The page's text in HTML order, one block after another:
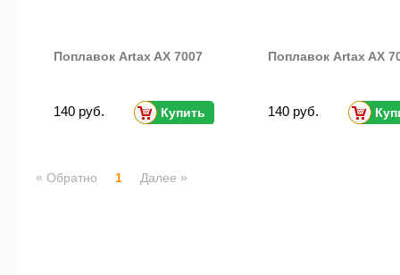
Поплавок Artax AX 7007
140 руб. Купить
Поплавок Artax AX
140 руб.
« Обратно 1 Далее »